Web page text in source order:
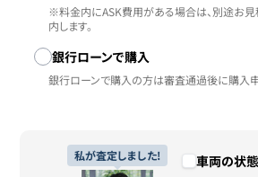
※料金内にASK費用がある場合は、別途お
内します。
銀行ローンで購入
銀行ローンで購入の方は審査通過後に購入申
私が査定しました!
車両の状